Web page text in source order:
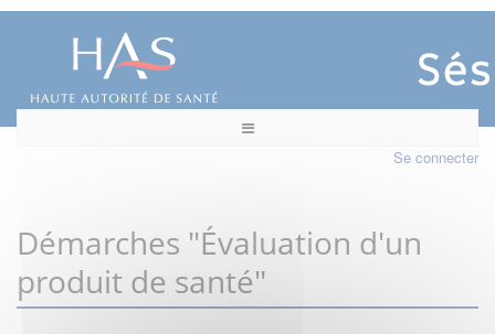
Se connecter
Démarches "Évaluation d'un
produit de santé"